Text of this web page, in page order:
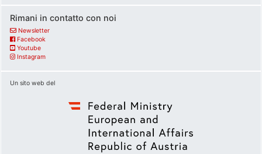
Rimani in contatto con noi
Newsletter
Facebook
Youtube
Instagram
Un sito web del